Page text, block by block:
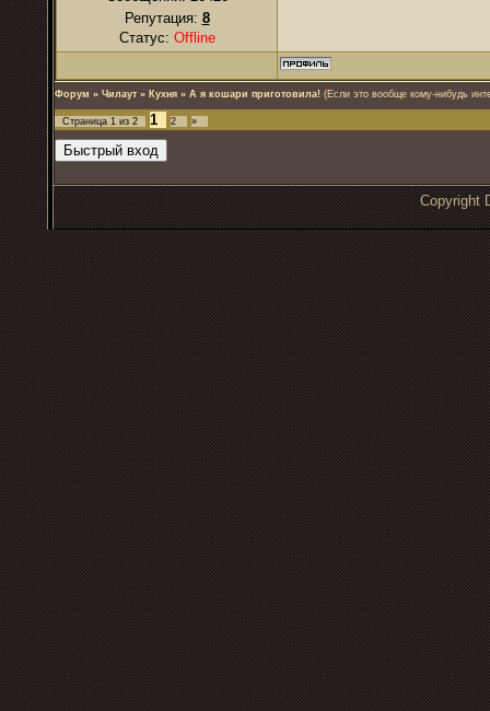
Репутация: 8
Статус: Offline
Форум » Чилаут » Кухня » А я кошари приготовила! (Если это вообще кому-нибудь
Страница 1 из 2 1 2 »
Copyright